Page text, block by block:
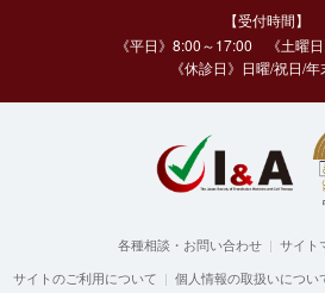
【受付時間】
《平日》8:00～17:00 《土曜
《休診日》日曜/祝日/
各種相談・お問い合わせ | サイト
サイトのご利用について | 個人情報の取扱いについ